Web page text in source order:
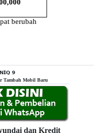
𝟵
Tambah Mobil Baru
dan Kredit